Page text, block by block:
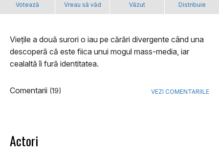
Votează Vreau să văd Văzut Distribuie
Viețile a două surori o iau pe cărări divergente când una
descoperă că este fiica unui mogul mass-media, iar
cealaltă îi fură identitatea.
Comentarii (19) VEZI COMENTARIILE
Actori